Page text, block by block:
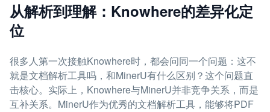
从解析到理解：Knowhere的差异化定
位
很多人第一次接触Knowhere时，都会问同一个问题：这不
就是文档解析工具吗，和MinerU有什么区别？这个问题直
击核心。实际上，Knowhere与MinerU并非竞争关系，而是
互补关系。MinerU作为优秀的文档解析工具，能够将PDF